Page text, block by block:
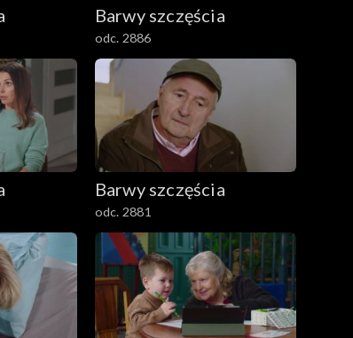
Barwy szczęścia
odc. 2886
Barwy szczęścia
odc. 2881